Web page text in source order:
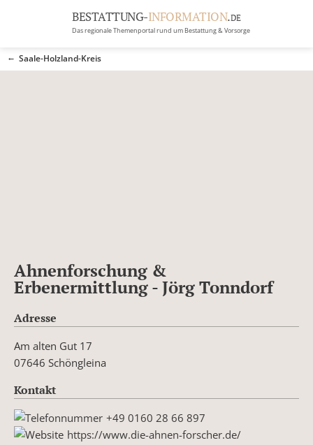
BESTATTUNG-INFORMATION.DE
Das regionale Themenportal rund um Bestattung & Vorsorge
BRANCHEN
Saale-Holzland-Kreis
Ahnenforschung &
Erbenermittlung - Jörg Tonndorf
Adresse
Am alten Gut 17
07646 Schöngleina
Kontakt
+49 0160 28 66 897
https://www.die-ahnen-forscher.de/